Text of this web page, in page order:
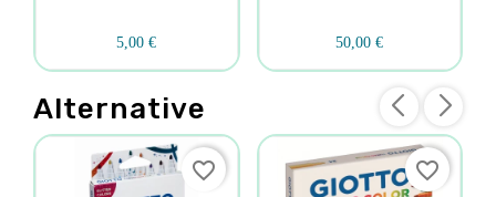
5,00 € 50,00 €
Alternative
favorite_border favorite_border